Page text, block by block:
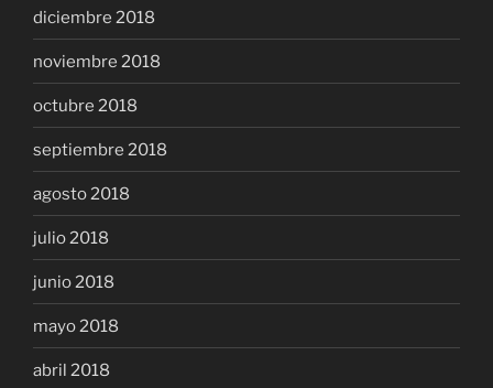
diciembre 2018
noviembre 2018
octubre 2018
septiembre 2018
agosto 2018
julio 2018
junio 2018
mayo 2018
abril 2018